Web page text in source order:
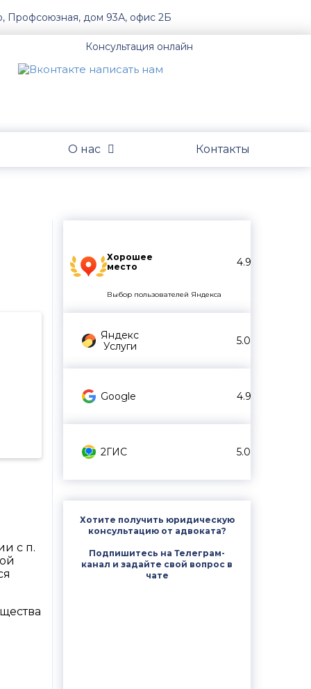
Профсоюзная, дом 93А, офис 2Б
Консультация онлайн
О нас Контакты
Хорошее
место
4.9
Выбор пользователей Яндекса
Яндекс
Услуги
5.0
Google 4.9
2ГИС 5.0
Хотите получить юридическую
консультацию от адвоката?
Подпишитесь на Телеграм-
канал и задайте свой вопрос в
чате
с п.